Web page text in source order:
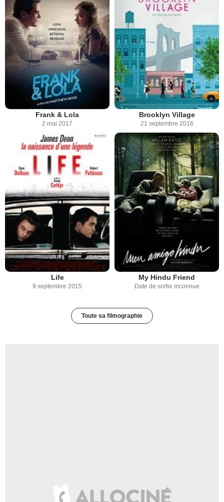
Frank & Lola
2 mai 2017
Brooklyn Village
21 septembre 2016
Life
9 septembre 2015
My Hindu Friend
Date de sortie inconnue
Toute sa filmographie